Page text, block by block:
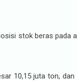
stok beras pada
10,15 juta ton,